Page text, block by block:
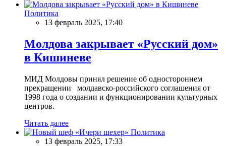
Политика
13 февраль 2025, 17:40
Молдова закрывает «Русский дом»
в Кишиневе
МИД Молдовы принял решение об одностороннем
прекращении молдавско-российского соглашения от
1998 года о создании и функционировании культурных
центров.
Читать далее
Политика
13 февраль 2025, 17:33